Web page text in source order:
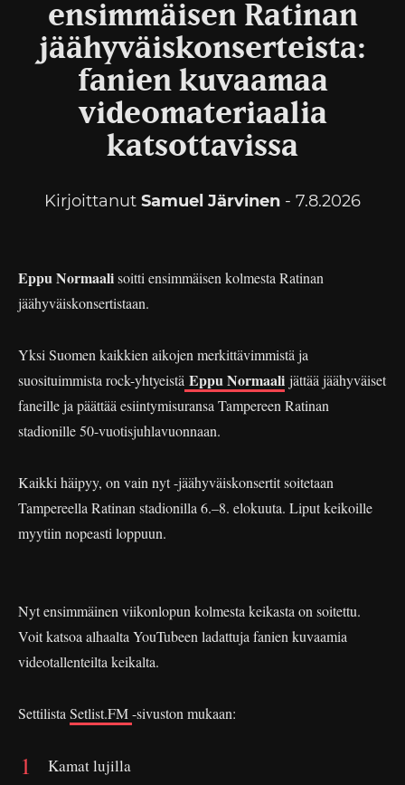
ensimmäisen Ratinan
jäähyväiskonserteista:
fanien kuvaamaa
videomateriaalia
katsottavissa
Kirjoittanut Samuel Järvinen - 7.8.2026
Eppu Normaalisoitti ensimmäisen kolmesta Ratinan
jäähyväiskonsertistaan.
Yksi Suomen kaikkien aikojen merkittävimmistä ja
suosituimmista rock-yhtyeistä Eppu Normaali jättää jäähyväiset
faneille ja päättää esiintymisuransa Tampereen Ratinan
stadionille 50-vuotisjuhlavuonnaan.
Kaikki häipyy, on vain nyt -jäähyväiskonsertit soitetaan
Tampereella Ratinan stadionilla 6.–8. elokuuta. Liput keikoille
myytiin nopeasti loppuun.
Nyt ensimmäinen viikonlopun kolmesta keikasta on soitettu.
Voit katsoa alhaalta YouTubeen ladattuja fanien kuvaamia
videotallenteilta keikalta.
Settilista Setlist.FM-sivuston mukaan:
Kamat lujilla